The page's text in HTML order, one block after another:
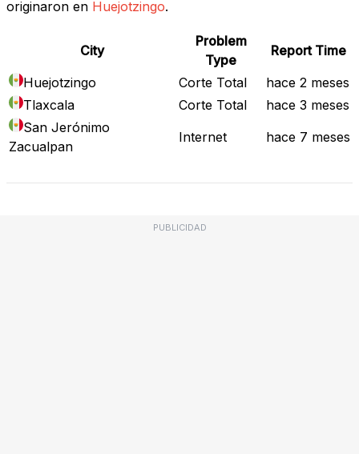
originaron en Huejotzingo.
City
Problem
Type
Report Time
Huejotzingo
Corte Total
hace 2 meses
Tlaxcala
Corte Total
hace 3 meses
San Jerónimo
Zacualpan
Internet hace 7 meses
PUBLICIDAD